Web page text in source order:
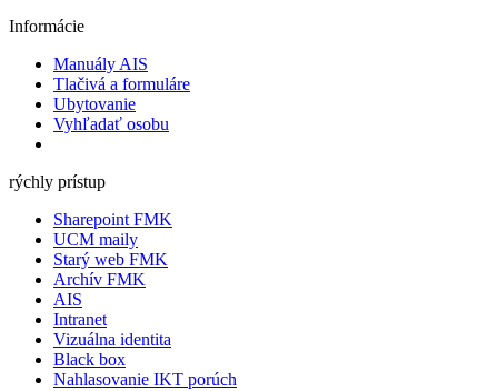
Informácie
Manuály AIS
Tlačivá a formuláre
Ubytovanie
Vyhľadať osobu
rýchly prístup
Sharepoint FMK
UCM maily
Starý web FMK
Archív FMK
AIS
Intranet
Vizuálna identita
Black box
Nahlasovanie IKT porúch